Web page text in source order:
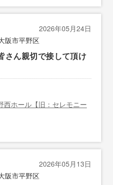
2026年05月24日
阪市平野区
さん親切で接して頂け
西ホール【旧：セレモニー
2026年05月13日
阪市平野区